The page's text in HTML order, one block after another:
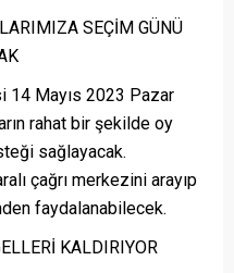
SEÇİM GÜNÜ
14 Mayıs 2023 Pazar
rahat bir şekilde oy
sağlayacak.
çağrı merkezini arayıp
faydalanabilecek.
KALDIRIYOR